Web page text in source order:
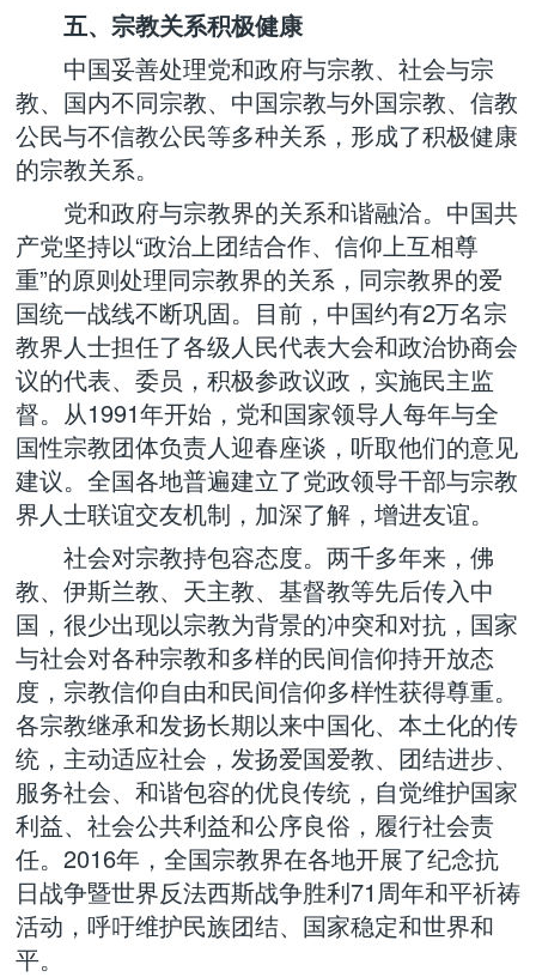
五、宗教关系积极健康
中国妥善处理党和政府与宗教、社会与宗
教、国内不同宗教、中国宗教与外国宗教、信教
公民与不信教公民等多种关系，形成了积极健康
的宗教关系。
党和政府与宗教界的关系和谐融洽。中国共
产党坚持以“政治上团结合作、信仰上互相尊
重”的原则处理同宗教界的关系，同宗教界的爱
国统一战线不断巩固。目前，中国约有2万名宗
教界人士担任了各级人民代表大会和政治协商会
议的代表、委员，积极参政议政，实施民主监
督。从1991年开始，党和国家领导人每年与全
国性宗教团体负责人迎春座谈，听取他们的意见
建议。全国各地普遍建立了党政领导干部与宗教
界人士联谊交友机制，加深了解，增进友谊。
社会对宗教持包容态度。两千多年来，佛
教、伊斯兰教、天主教、基督教等先后传入中
国，很少出现以宗教为背景的冲突和对抗，国家
与社会对各种宗教和多样的民间信仰持开放态
度，宗教信仰自由和民间信仰多样性获得尊重。
各宗教继承和发扬长期以来中国化、本土化的传
统，主动适应社会，发扬爱国爱教、团结进步、
服务社会、和谐包容的优良传统，自觉维护国家
利益、社会公共利益和公序良俗，履行社会责
任。2016年，全国宗教界在各地开展了纪念抗
日战争暨世界反法西斯战争胜利71周年和平祈祷
活动，呼吁维护民族团结、国家稳定和世界和
平。